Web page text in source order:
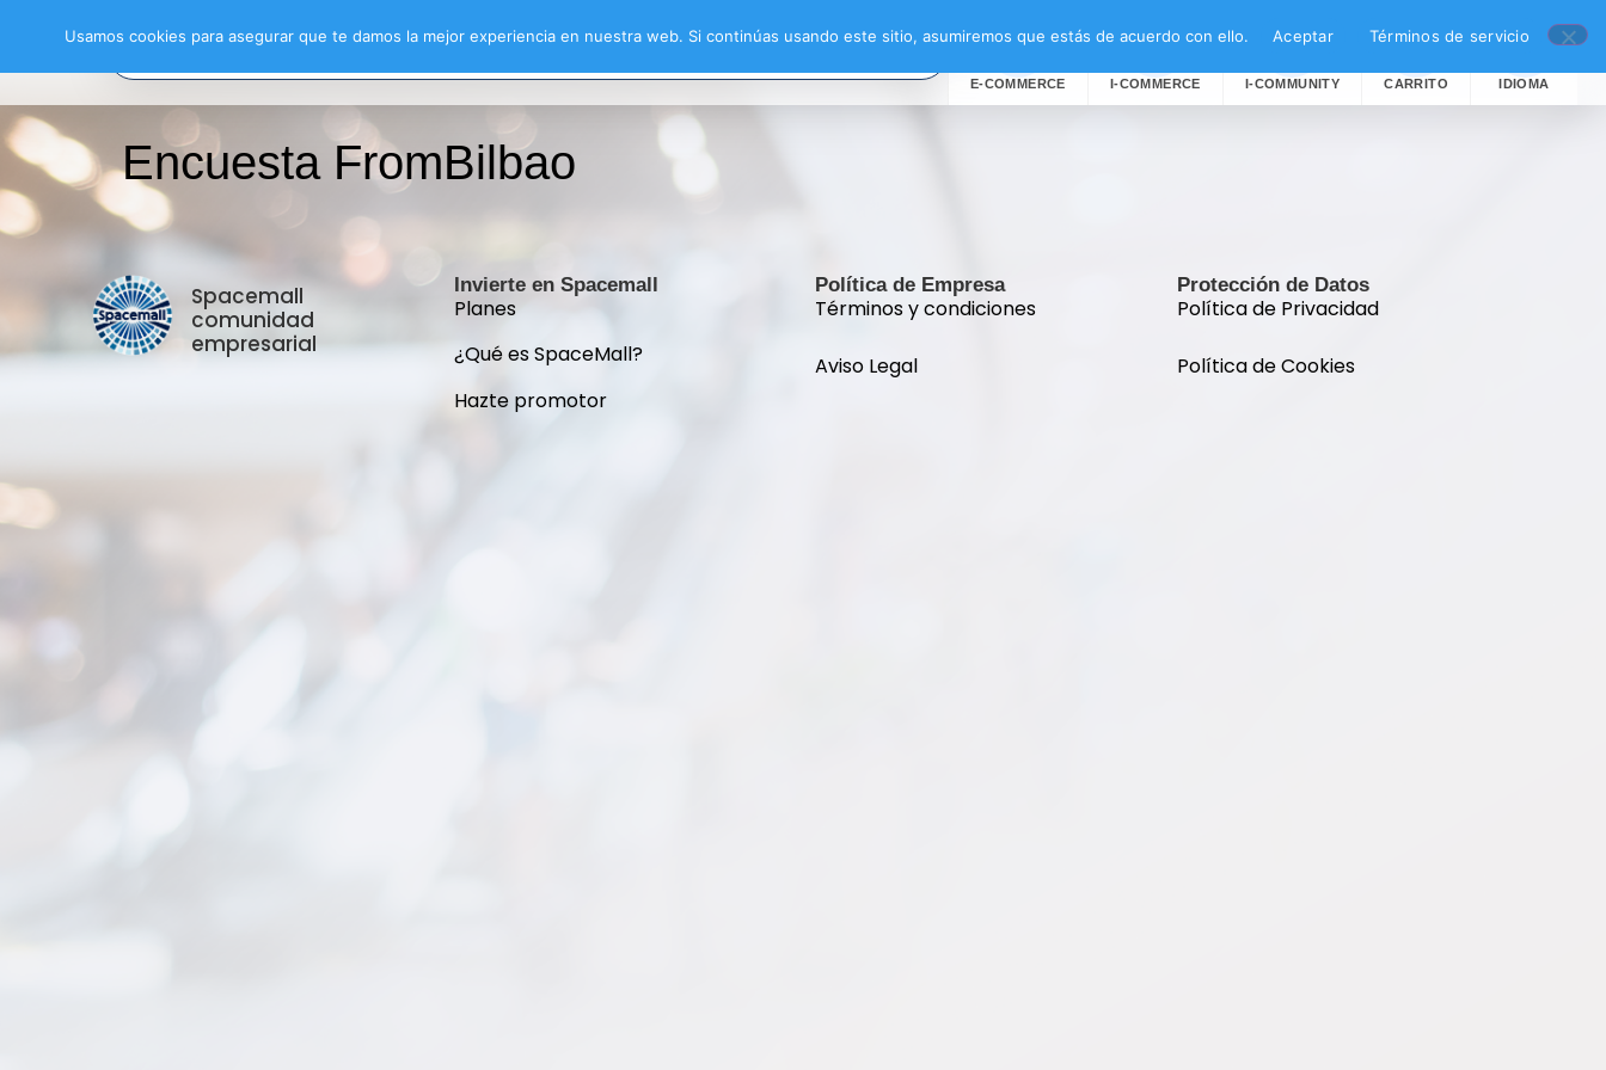
E-COMMERCE I-COMMERCE I-COMMUNITY CARRITO IDIOMA
Encuesta FromBilbao
Spacemall
comunidad
empresarial
Invierte en Spacemall
Planes
¿Qué es SpaceMall?
Hazte promotor
Política de Empresa
Términos y condiciones
Aviso Legal
Protección de Datos
Política de Privacidad
Política de Cookies
Usamos cookies para asegurar que te damos la mejor experiencia en nuestra web. Si continúas usando este sitio, asumiremos que estás de acuerdo con ello. Aceptar Términos de servicio